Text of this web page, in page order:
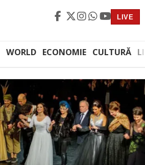
LIVE
WORLD ECONOMIE CULTURĂ